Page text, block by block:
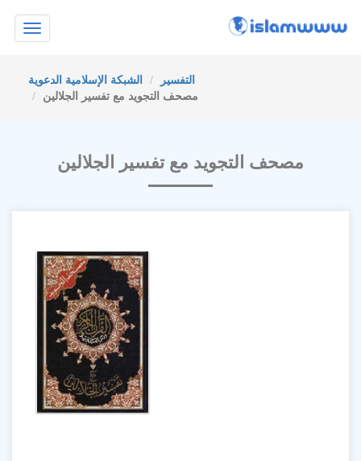
Toggle
navigation
الشبكة الإسلامية الدعوية
التفسير
مصحف التجويد مع تفسير الجلالين
مصحف التجويد مع تفسير الجلالين